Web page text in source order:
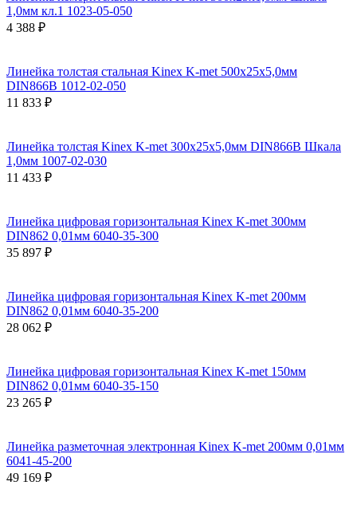
1,0мм кл.1 1023-05-050
4 388 ₽
Линейка толстая стальная Kinex K-met 500х25х5,0мм
DIN866B 1012-02-050
11 833 ₽
Линейка толстая Kinex K-met 300х25х5,0мм DIN866B Шкала
1,0мм 1007-02-030
11 433 ₽
Линейка цифровая горизонтальная Kinex K-met 300мм
DIN862 0,01мм 6040-35-300
35 897 ₽
Линейка цифровая горизонтальная Kinex K-met 200мм
DIN862 0,01мм 6040-35-200
28 062 ₽
Линейка цифровая горизонтальная Kinex K-met 150мм
DIN862 0,01мм 6040-35-150
23 265 ₽
Линейка разметочная электронная Kinex K-met 200мм 0,01мм
6041-45-200
49 169 ₽